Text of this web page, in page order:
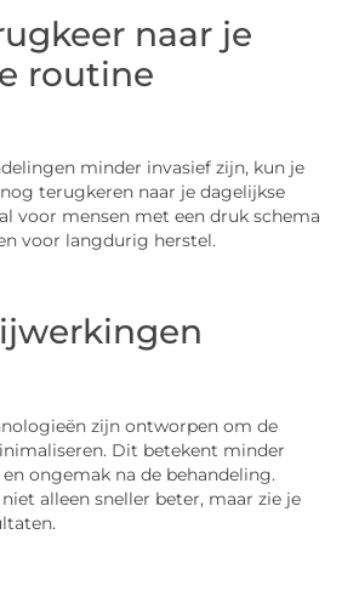
naar je
routine
minder invasief zijn, kun je
terugkeren naar je dagelijkse
voor mensen met een druk schema
voor langdurig herstel.
zijn ontworpen om de
Dit betekent minder
ongemak na de behandeling.
alleen sneller beter, maar zie je